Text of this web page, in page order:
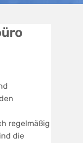
regelmäßig
die